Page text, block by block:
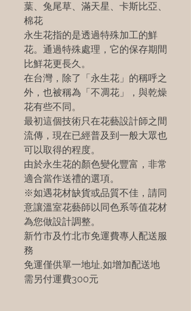
葉、兔尾草、滿天星、卡斯比亞、
棉花
永生花指的是透過特殊加工的鮮
花。通過特殊處理，它的保存期間
比鮮花更長久。
在台灣，除了「永生花」的稱呼之
外，也被稱為「不凋花」，與乾燥
花有些不同。
最初這個技術只在花藝設計師之間
流傳，現在已經普及到一般大眾也
可以取得的程度。
由於永生花的顏色變化豐富，非常
適合當作送禮的選項。
※如遇花材缺貨或品質不佳，請同
意讓溫室花藝師以同色系等值花材
為您做設計調整。
新竹市及竹北市免運費專人配送服
務
免運僅供單一地址,如增加配送地
需另付運費300元